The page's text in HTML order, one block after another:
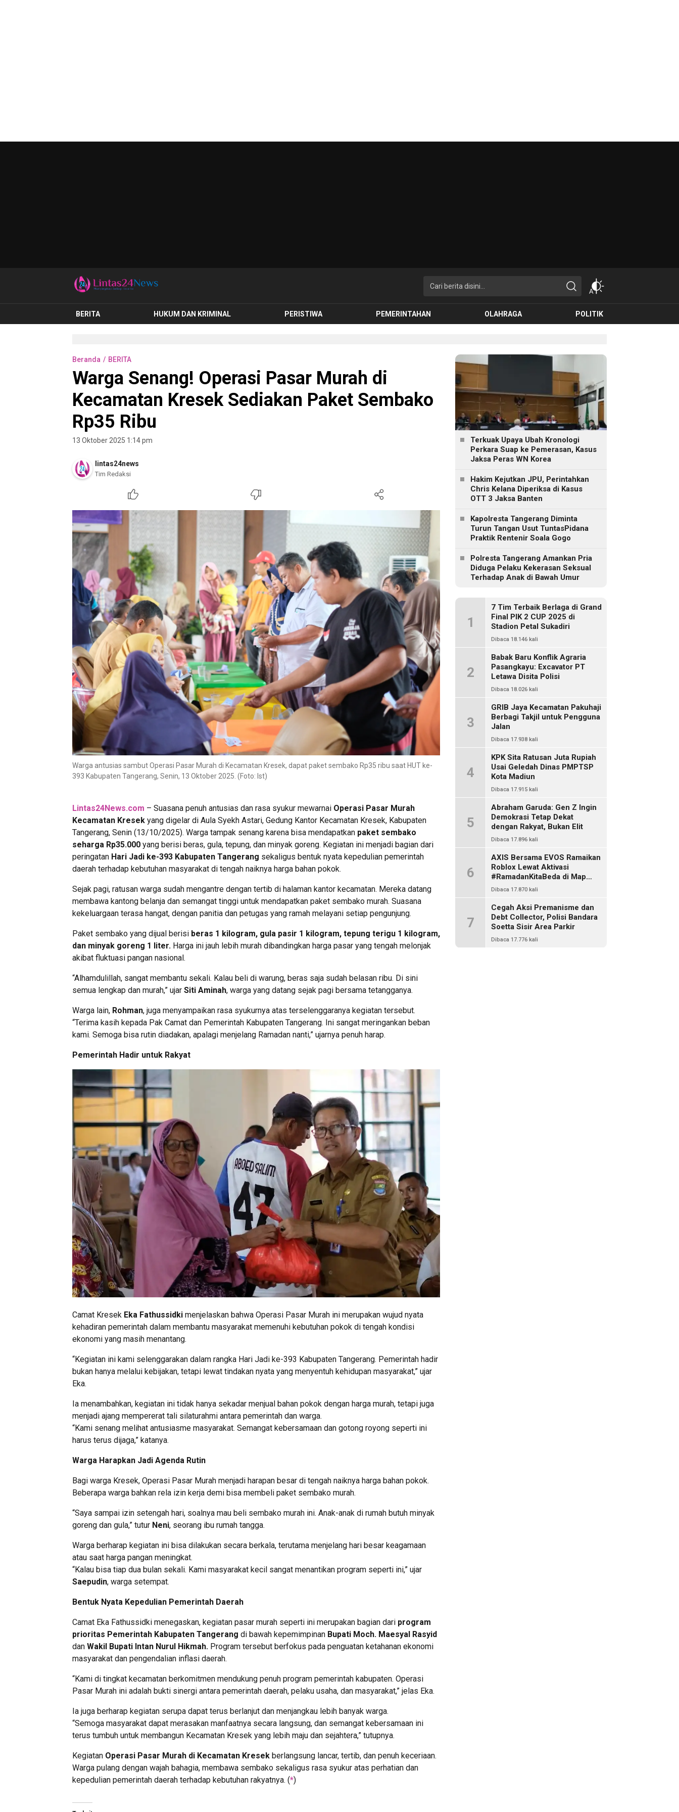
lintas24news.com
Menyingkap Setiap Realita
BERITA HUKUM DAN KRIMINAL PERISTIWA PEMERINTAHAN OLAHRAGA POLITIK
Beranda BERITA
Warga Senang! Operasi Pasar Murah di
Kecamatan Kresek Sediakan Paket Sembako
Rp35 Ribu
13 Oktober 2025 1:14 pm
lintas24news
Tim Redaksi
Warga antusias sambut Operasi Pasar Murah di Kecamatan Kresek, dapat paket sembako Rp35 ribu saat HUT ke-
393 Kabupaten Tangerang, Senin, 13 Oktober 2025. (Foto: Ist)
Lintas24News.com – Suasana penuh antusias dan rasa syukur mewarnai Operasi Pasar Murah
Kecamatan Kresek yang digelar di Aula Syekh Astari, Gedung Kantor Kecamatan Kresek, Kabupaten
Tangerang, Senin (13/10/2025). Warga tampak senang karena bisa mendapatkan paket sembako
seharga Rp35.000 yang berisi beras, gula, tepung, dan minyak goreng. Kegiatan ini menjadi bagian dari
peringatan Hari Jadi ke-393 Kabupaten Tangerang sekaligus bentuk nyata kepedulian pemerintah
daerah terhadap kebutuhan masyarakat di tengah naiknya harga bahan pokok.
Sejak pagi, ratusan warga sudah mengantre dengan tertib di halaman kantor kecamatan. Mereka datang
membawa kantong belanja dan semangat tinggi untuk mendapatkan paket sembako murah. Suasana
kekeluargaan terasa hangat, dengan panitia dan petugas yang ramah melayani setiap pengunjung.
Paket sembako yang dijual berisi beras 1 kilogram, gula pasir 1 kilogram, tepung terigu 1 kilogram,
dan minyak goreng 1 liter. Harga ini jauh lebih murah dibandingkan harga pasar yang tengah melonjak
akibat fluktuasi pangan nasional.
“Alhamdulillah, sangat membantu sekali. Kalau beli di warung, beras saja sudah belasan ribu. Di sini
semua lengkap dan murah,” ujar Siti Aminah, warga yang datang sejak pagi bersama tetangganya.
Warga lain, Rohman, juga menyampaikan rasa syukurnya atas terselenggaranya kegiatan tersebut.
“Terima kasih kepada Pak Camat dan Pemerintah Kabupaten Tangerang. Ini sangat meringankan beban
kami. Semoga bisa rutin diadakan, apalagi menjelang Ramadan nanti,” ujarnya penuh harap.
Pemerintah Hadir untuk Rakyat
Camat Kresek Eka Fathussidki menjelaskan bahwa Operasi Pasar Murah ini merupakan wujud nyata
kehadiran pemerintah dalam membantu masyarakat memenuhi kebutuhan pokok di tengah kondisi
ekonomi yang masih menantang.
“Kegiatan ini kami selenggarakan dalam rangka Hari Jadi ke-393 Kabupaten Tangerang. Pemerintah hadir
bukan hanya melalui kebijakan, tetapi lewat tindakan nyata yang menyentuh kehidupan masyarakat,” ujar
Eka.
Ia menambahkan, kegiatan ini tidak hanya sekadar menjual bahan pokok dengan harga murah, tetapi juga
menjadi ajang mempererat tali silaturahmi antara pemerintah dan warga.
“Kami senang melihat antusiasme masyarakat. Semangat kebersamaan dan gotong royong seperti ini
harus terus dijaga,” katanya.
Warga Harapkan Jadi Agenda Rutin
Bagi warga Kresek, Operasi Pasar Murah menjadi harapan besar di tengah naiknya harga bahan pokok.
Beberapa warga bahkan rela izin kerja demi bisa membeli paket sembako murah.
“Saya sampai izin setengah hari, soalnya mau beli sembako murah ini. Anak-anak di rumah butuh minyak
goreng dan gula,” tutur Neni, seorang ibu rumah tangga.
Warga berharap kegiatan ini bisa dilakukan secara berkala, terutama menjelang hari besar keagamaan
atau saat harga pangan meningkat.
“Kalau bisa tiap dua bulan sekali. Kami masyarakat kecil sangat menantikan program seperti ini,” ujar
Saepudin, warga setempat.
Bentuk Nyata Kepedulian Pemerintah Daerah
Camat Eka Fathussidki menegaskan, kegiatan pasar murah seperti ini merupakan bagian dari program
prioritas Pemerintah Kabupaten Tangerang di bawah kepemimpinan Bupati Moch. Maesyal Rasyid
dan Wakil Bupati Intan Nurul Hikmah. Program tersebut berfokus pada penguatan ketahanan ekonomi
masyarakat dan pengendalian inflasi daerah.
“Kami di tingkat kecamatan berkomitmen mendukung penuh program pemerintah kabupaten. Operasi
Pasar Murah ini adalah bukti sinergi antara pemerintah daerah, pelaku usaha, dan masyarakat,” jelas Eka.
Ia juga berharap kegiatan serupa dapat terus berlanjut dan menjangkau lebih banyak warga.
“Semoga masyarakat dapat merasakan manfaatnya secara langsung, dan semangat kebersamaan ini
terus tumbuh untuk membangun Kecamatan Kresek yang lebih maju dan sejahtera,” tutupnya.
Kegiatan Operasi Pasar Murah di Kecamatan Kresek berlangsung lancar, tertib, dan penuh keceriaan.
Warga pulang dengan wajah bahagia, membawa sembako sekaligus rasa syukur atas perhatian dan
kepedulian pemerintah daerah terhadap kebutuhan rakyatnya. (*)
Terkuak Upaya Ubah Kronologi
Perkara Suap ke Pemerasan, Kasus
Jaksa Peras WN Korea
Hakim Kejutkan JPU, Perintahkan
Chris Kelana Diperiksa di Kasus
OTT 3 Jaksa Banten
Kapolresta Tangerang Diminta
Turun Tangan Usut TuntasPidana
Praktik Rentenir Soala Gogo
Polresta Tangerang Amankan Pria
Diduga Pelaku Kekerasan Seksual
Terhadap Anak di Bawah Umur
1
7 Tim Terbaik Berlaga di Grand
Final PIK 2 CUP 2025 di
Stadion Petal Sukadiri
Dibaca 18.146 kali
2
Babak Baru Konflik Agraria
Pasangkayu: Excavator PT
Letawa Disita Polisi
Dibaca 18.026 kali
3
GRIB Jaya Kecamatan Pakuhaji
Berbagi Takjil untuk Pengguna
Jalan
Dibaca 17.938 kali
4
KPK Sita Ratusan Juta Rupiah
Usai Geledah Dinas PMPTSP
Kota Madiun
Dibaca 17.915 kali
5
Abraham Garuda: Gen Z Ingin
Demokrasi Tetap Dekat
dengan Rakyat, Bukan Elit
Dibaca 17.896 kali
6
AXIS Bersama EVOS Ramaikan
Roblox Lewat Aktivasi
#RamadanKitaBeda di Map
Indo Chat
Dibaca 17.870 kali
7
Cegah Aksi Premanisme dan
Debt Collector, Polisi Bandara
Soetta Sisir Area Parkir
Dibaca 17.776 kali